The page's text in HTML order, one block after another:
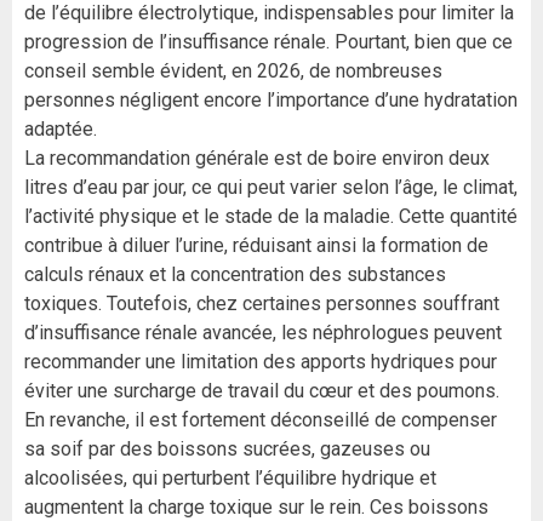
de l’équilibre électrolytique, indispensables pour limiter la
progression de l’insuffisance rénale. Pourtant, bien que ce
conseil semble évident, en 2026, de nombreuses
personnes négligent encore l’importance d’une hydratation
adaptée.
La recommandation générale est de boire environ deux
litres d’eau par jour, ce qui peut varier selon l’âge, le climat,
l’activité physique et le stade de la maladie. Cette quantité
contribue à diluer l’urine, réduisant ainsi la formation de
calculs rénaux et la concentration des substances
toxiques. Toutefois, chez certaines personnes souffrant
d’insuffisance rénale avancée, les néphrologues peuvent
recommander une limitation des apports hydriques pour
éviter une surcharge de travail du cœur et des poumons.
En revanche, il est fortement déconseillé de compenser
sa soif par des boissons sucrées, gazeuses ou
alcoolisées, qui perturbent l’équilibre hydrique et
augmentent la charge toxique sur le rein. Ces boissons